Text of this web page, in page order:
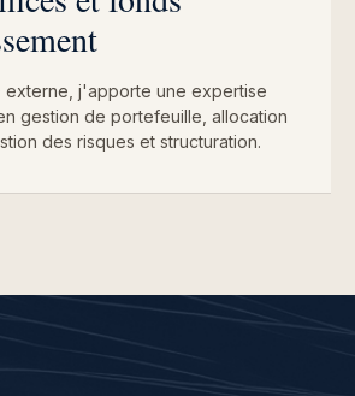
externe, j'apporte une expertise
gestion de portefeuille, allocation
des risques et structuration.